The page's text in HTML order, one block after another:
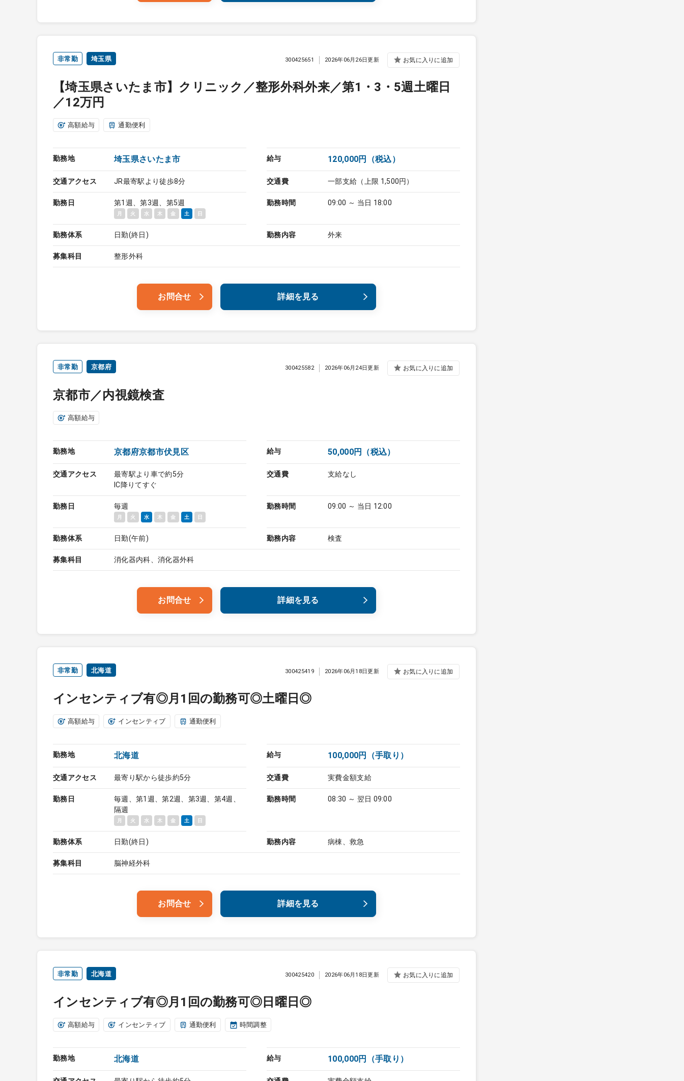
非常勤 埼玉県
【埼玉県さいたま市】クリニック／整形外科外来／第1・3・5週土曜日
／12万円
300425651 2026年06月26日更新 お気に入りに追加
高額給与 通勤便利
勤務地 埼玉県さいたま市 給与 120,000円（税込）
交通アクセス JR最寄駅より徒歩8分 交通費 一部支給（上限 1,500円）
勤務日 第1週、第3週、第5週
月 火 水 木 金 土 日
勤務時間 09:00 ～ 当日 18:00
勤務体系 日勤(終日) 勤務内容 外来
募集科目 整形外科
お問合せ 詳細を見る
非常勤 京都府
京都市／内視鏡検査
300425582 2026年06月24日更新 お気に入りに追加
高額給与
勤務地 京都府京都市伏見区 給与 50,000円（税込）
交通アクセス
最寄駅より車で約5分
IC降りてすぐ
交通費 支給なし
勤務日 毎週
月 火 水 木 金 土 日
勤務時間 09:00 ～ 当日 12:00
勤務体系 日勤(午前) 勤務内容 検査
募集科目 消化器内科、消化器外科
お問合せ 詳細を見る
非常勤 北海道
インセンティブ有◎月1回の勤務可◎土曜日◎
300425419 2026年06月18日更新 お気に入りに追加
高額給与 インセンティブ 通勤便利
勤務地 北海道 給与 100,000円（手取り）
交通アクセス 最寄り駅から徒歩約5分 交通費 実費金額支給
勤務日
毎週、第1週、第2週、第3週、第4週、
隔週
月 火 水 木 金 土 日
勤務時間 08:30 ～ 翌日 09:00
勤務体系 日勤(終日) 勤務内容 病棟、救急
募集科目 脳神経外科
お問合せ 詳細を見る
非常勤 北海道
インセンティブ有◎月1回の勤務可◎日曜日◎
300425420 2026年06月18日更新 お気に入りに追加
高額給与 インセンティブ 通勤便利 時間調整
勤務地 北海道 給与 100,000円（手取り）